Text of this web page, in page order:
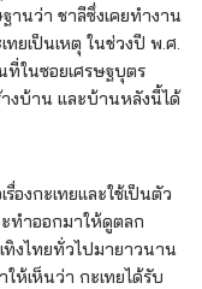
นว่า ชาลีซึ่งเคยทำงาน
ยเป็นเหตุ ในช่วงปี พ.ศ.
ที่ในซอยเศรษฐบุตร
งบ้าน และบ้านหลังนี้ได้
องกะเทยและใช้เป็นตัว
ทำออกมาให้ดูตลก
งไทยทั่วไปมายาวนาน
ห้เห็นว่า กะเทยได้รับ